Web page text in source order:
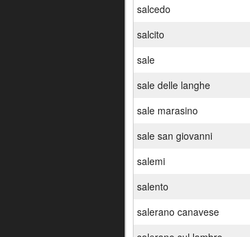
salcedo
salcito
sale
sale delle langhe
sale marasino
sale san giovanni
salemi
salento
salerano canavese